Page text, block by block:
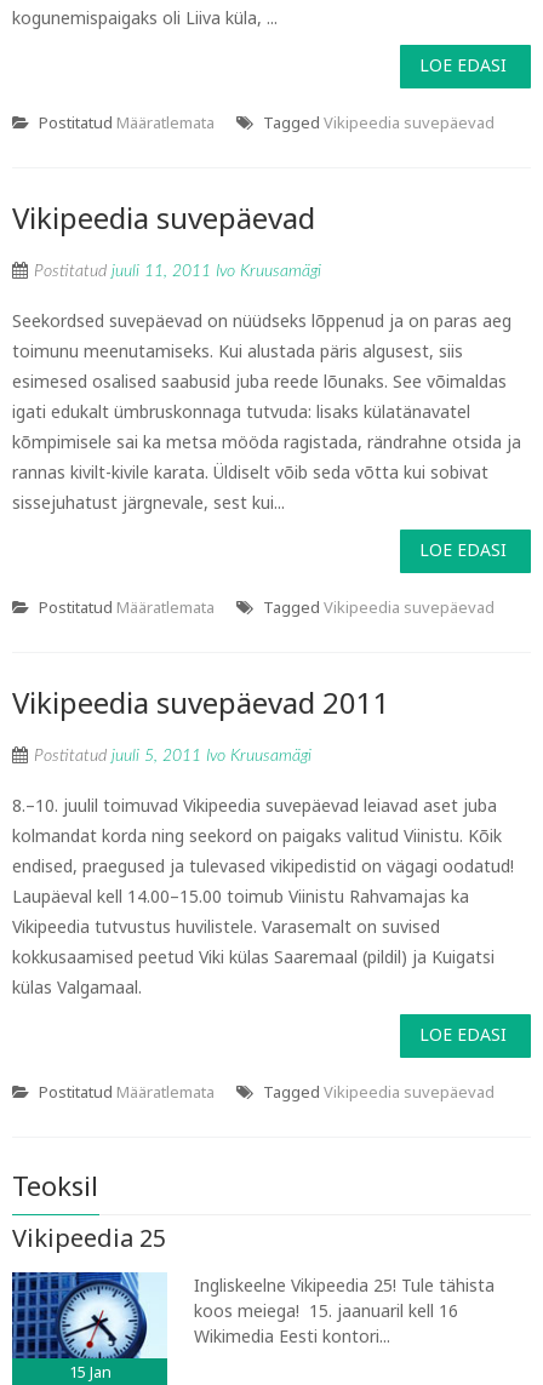
kogunemispaigaks oli Liiva küla, ...
LOE EDASI
Postitatud Määratlemata Tagged Vikipeedia suvepäevad
Vikipeedia suvepäevad
Postitatud juuli 11, 2011 Ivo Kruusamägi
Seekordsed suvepäevad on nüüdseks lõppenud ja on paras aeg
toimunu meenutamiseks. Kui alustada päris algusest, siis
esimesed osalised saabusid juba reede lõunaks. See võimaldas
igati edukalt ümbruskonnaga tutvuda: lisaks külatänavatel
kõmpimisele sai ka metsa mööda ragistada, rändrahne otsida ja
rannas kivilt-kivile karata. Üldiselt võib seda võtta kui sobivat
sissejuhatust järgnevale, sest kui...
LOE EDASI
Postitatud Määratlemata Tagged Vikipeedia suvepäevad
Vikipeedia suvepäevad 2011
Postitatud juuli 5, 2011 Ivo Kruusamägi
8.–10. juulil toimuvad Vikipeedia suvepäevad leiavad aset juba
kolmandat korda ning seekord on paigaks valitud Viinistu. Kõik
endised, praegused ja tulevased vikipedistid on vägagi oodatud!
Laupäeval kell 14.00–15.00 toimub Viinistu Rahvamajas ka
Vikipeedia tutvustus huvilistele. Varasemalt on suvised
kokkusaamised peetud Viki külas Saaremaal (pildil) ja Kuigatsi
külas Valgamaal.
LOE EDASI
Postitatud Määratlemata Tagged Vikipeedia suvepäevad
Teoksil
Vikipeedia 25
15 Jan
Ingliskeelne Vikipeedia 25! Tule tähista
koos meiega! 15. jaanuaril kell 16
Wikimedia Eesti kontori...